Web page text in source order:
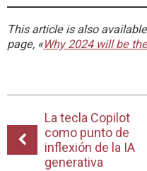
This article is also
page, «Why 2024 will be
La tecla Copilot
como punto de
inflexión de la IA
generativa